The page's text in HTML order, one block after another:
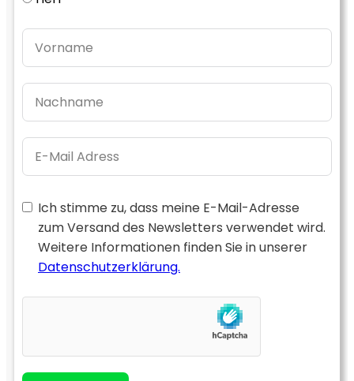
Ich stimme zu, dass meine E-Mail-Adresse
zum Versand des Newsletters verwendet wird.
Weitere Informationen finden Sie in unserer
Datenschutzerklärung.